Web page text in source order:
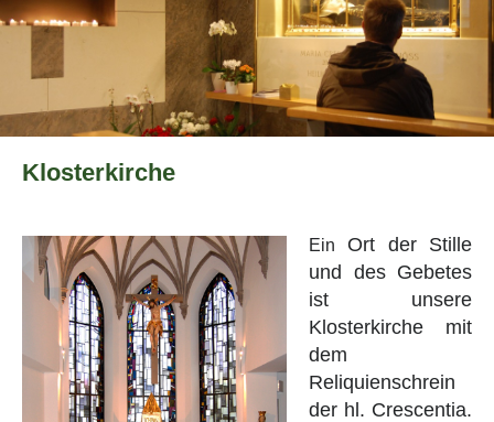
Klosterkirche
Ein
Ort der Stille
und des Gebetes
ist unsere
Klosterkirche mit
dem
Reliquienschrein
der hl. Crescentia.